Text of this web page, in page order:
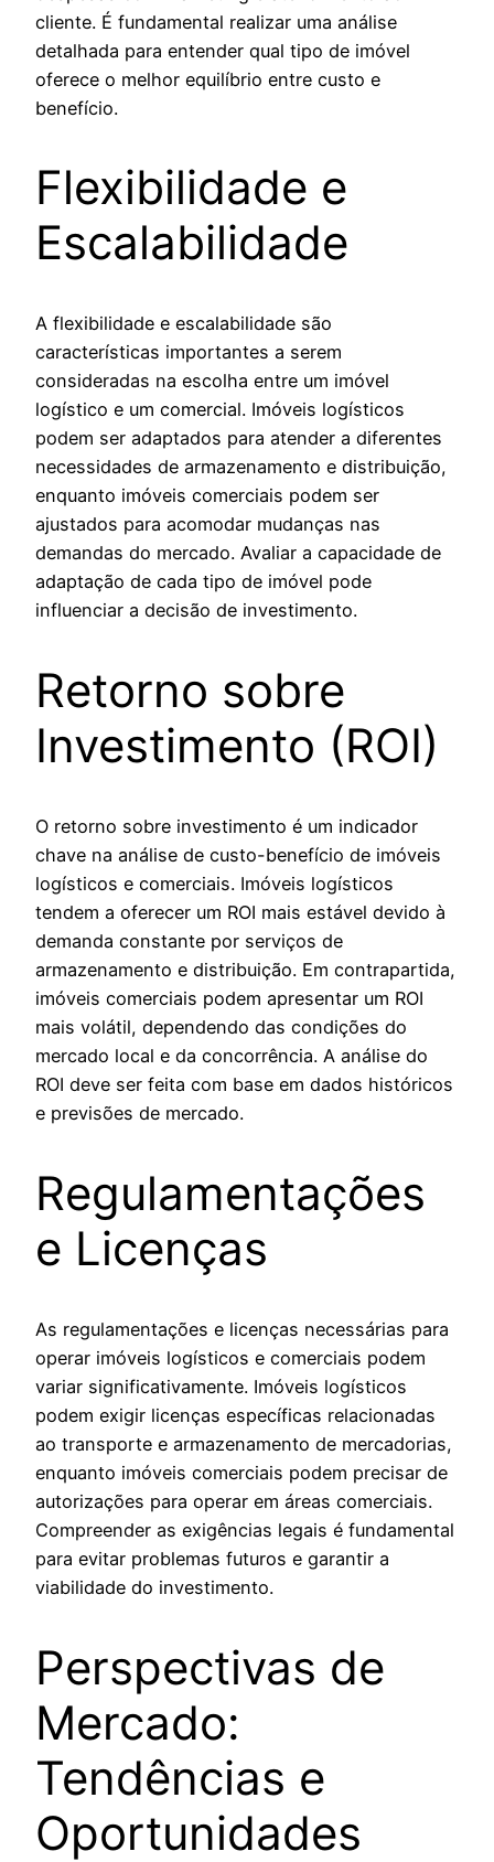
cliente. É fundamental realizar uma análise
detalhada para entender qual tipo de imóvel
oferece o melhor equilíbrio entre custo e
benefício.
Flexibilidade e
Escalabilidade
A flexibilidade e escalabilidade são
características importantes a serem
consideradas na escolha entre um imóvel
logístico e um comercial. Imóveis logísticos
podem ser adaptados para atender a diferentes
necessidades de armazenamento e distribuição,
enquanto imóveis comerciais podem ser
ajustados para acomodar mudanças nas
demandas do mercado. Avaliar a capacidade de
adaptação de cada tipo de imóvel pode
influenciar a decisão de investimento.
Retorno sobre
Investimento (ROI)
O retorno sobre investimento é um indicador
chave na análise de custo-benefício de imóveis
logísticos e comerciais. Imóveis logísticos
tendem a oferecer um ROI mais estável devido à
demanda constante por serviços de
armazenamento e distribuição. Em contrapartida,
imóveis comerciais podem apresentar um ROI
mais volátil, dependendo das condições do
mercado local e da concorrência. A análise do
ROI deve ser feita com base em dados históricos
e previsões de mercado.
Regulamentações
e Licenças
As regulamentações e licenças necessárias para
operar imóveis logísticos e comerciais podem
variar significativamente. Imóveis logísticos
podem exigir licenças específicas relacionadas
ao transporte e armazenamento de mercadorias,
enquanto imóveis comerciais podem precisar de
autorizações para operar em áreas comerciais.
Compreender as exigências legais é fundamental
para evitar problemas futuros e garantir a
viabilidade do investimento.
Perspectivas de
Mercado:
Tendências e
Oportunidades